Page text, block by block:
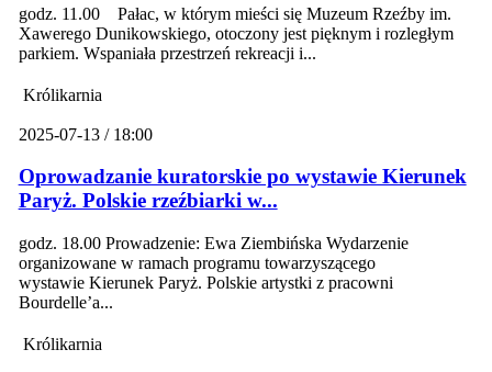
godz. 11.00 Pałac, w którym mieści się Muzeum Rzeźby im.
Xawerego Dunikowskiego, otoczony jest pięknym i rozległym
parkiem. Wspaniała przestrzeń rekreacji i...
Królikarnia
2025-07-13 / 18:00
Oprowadzanie kuratorskie po wystawie Kierunek
Paryż. Polskie rzeźbiarki w...
godz. 18.00 Prowadzenie: Ewa Ziembińska Wydarzenie
organizowane w ramach programu towarzyszącego
wystawie Kierunek Paryż. Polskie artystki z pracowni
Bourdelle’a...
Królikarnia